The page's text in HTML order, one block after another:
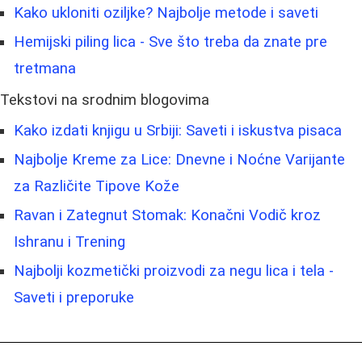
Kako ukloniti oziljke? Najbolje metode i saveti
Hemijski piling lica - Sve što treba da znate pre
tretmana
Tekstovi na srodnim blogovima
Kako izdati knjigu u Srbiji: Saveti i iskustva pisaca
Najbolje Kreme za Lice: Dnevne i Noćne Varijante
za Različite Tipove Kože
Ravan i Zategnut Stomak: Konačni Vodič kroz
Ishranu i Trening
Najbolji kozmetički proizvodi za negu lica i tela -
Saveti i preporuke